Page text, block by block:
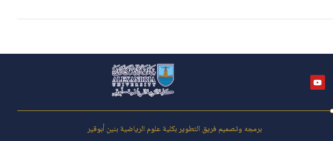
برمجه وتصميم فريق التطوير بكلية علوم الرياضية بنين أبوقير